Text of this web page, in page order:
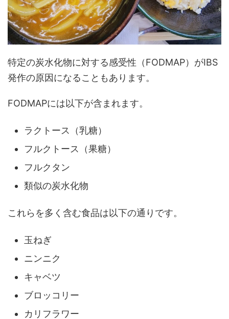
特定の炭水化物に対する感受性（FODMAP）がIBS
発作の原因になることもあります。
FODMAPには以下が含まれます。
ラクトース（乳糖）
フルクトース（果糖）
フルクタン
類似の炭水化物
これらを多く含む食品は以下の通りです。
玉ねぎ
ニンニク
キャベツ
ブロッコリー
カリフラワー